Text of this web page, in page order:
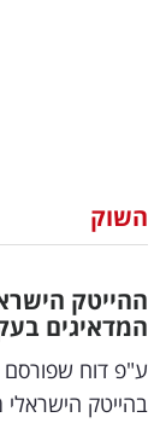
וצרכנות
דיגיטל
וטק
השוק
ההייטק
המדאיגים
בהייטק